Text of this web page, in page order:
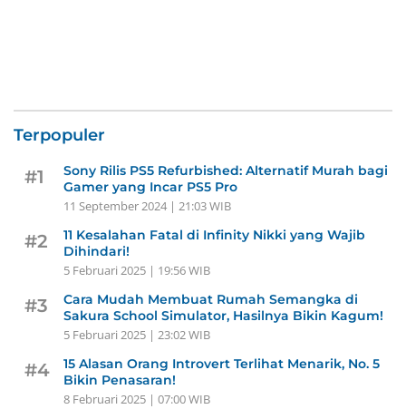
Terpopuler
#1
Sony Rilis PS5 Refurbished: Alternatif Murah bagi
Gamer yang Incar PS5 Pro
11 September 2024 | 21:03 WIB
#2
11 Kesalahan Fatal di Infinity Nikki yang Wajib
Dihindari!
5 Februari 2025 | 19:56 WIB
#3
Cara Mudah Membuat Rumah Semangka di
Sakura School Simulator, Hasilnya Bikin Kagum!
5 Februari 2025 | 23:02 WIB
#4
15 Alasan Orang Introvert Terlihat Menarik, No. 5
Bikin Penasaran!
8 Februari 2025 | 07:00 WIB